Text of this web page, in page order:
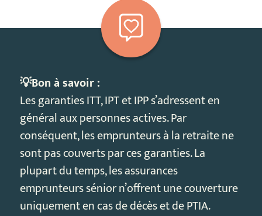
💡Bon à savoir :
Les garanties ITT, IPT et IPP s’adressent en
général aux personnes actives. Par
conséquent, les emprunteurs à la retraite ne
sont pas couverts par ces garanties. La
plupart du temps, les assurances
emprunteurs sénior n’offrent une couverture
uniquement en cas de décès et de PTIA.